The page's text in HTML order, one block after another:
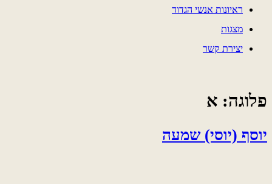
ראיונות אנשי הגדוד
מצגות
יצירת קשר
פלוגה: א
יוסף (יוסי) שמעה